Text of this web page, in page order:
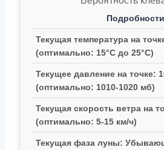
Подробности
Текущая температура на
(оптимально: 15°C до 25°C)
Текущее давление на точке:
(оптимально: 1010-1020 мб)
Текущая скорость ветра на
(оптимально: 5-15 км/ч)
Текущая фаза луны: